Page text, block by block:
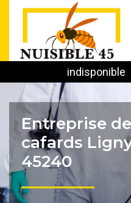
indisponible
Entreprise
cafards
45240